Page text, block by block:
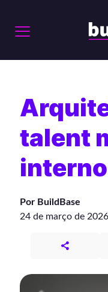
talent
Por BuildBase
24 de março de 2026